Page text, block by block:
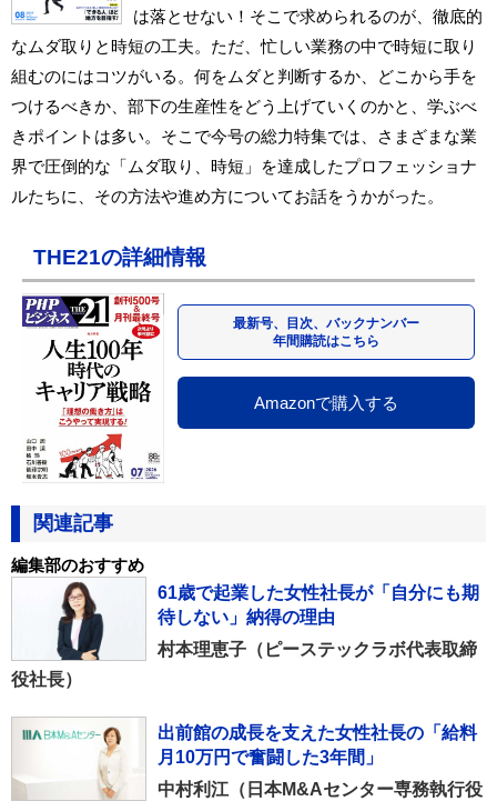
は落とせない！そこで求められるのが、徹底的
なムダ取りと時短の工夫。ただ、忙しい業務の中で時短に取り
組むのにはコツがいる。何をムダと判断するか、どこから手を
つけるべきか、部下の生産性をどう上げていくのかと、学ぶべ
きポイントは多い。そこで今号の総力特集では、さまざまな業
界で圧倒的な「ムダ取り、時短」を達成したプロフェッショナ
ルたちに、その方法や進め方についてお話をうかがった。
THE21の詳細情報
最新号、目次、バックナンバー
年間購読はこちら
Amazonで購入する
関連記事
編集部のおすすめ
61歳で起業した女性社長が「自分にも期
待しない」納得の理由
村本理恵子（ピーステックラボ代表取締
役社長）
出前館の成長を支えた女性社長の「給料
月10万円で奮闘した3年間」
中村利江（日本M&Aセンター専務執行役